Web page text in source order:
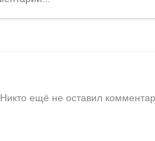
Никто ещё не оставил